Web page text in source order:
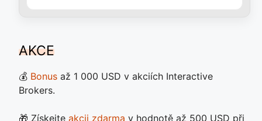
AKCE
💰 Bonus až 1 000 USD v akciích Interactive
Brokers.
🎁 Získejte akcii zdarma v hodnotě až 500 USD při